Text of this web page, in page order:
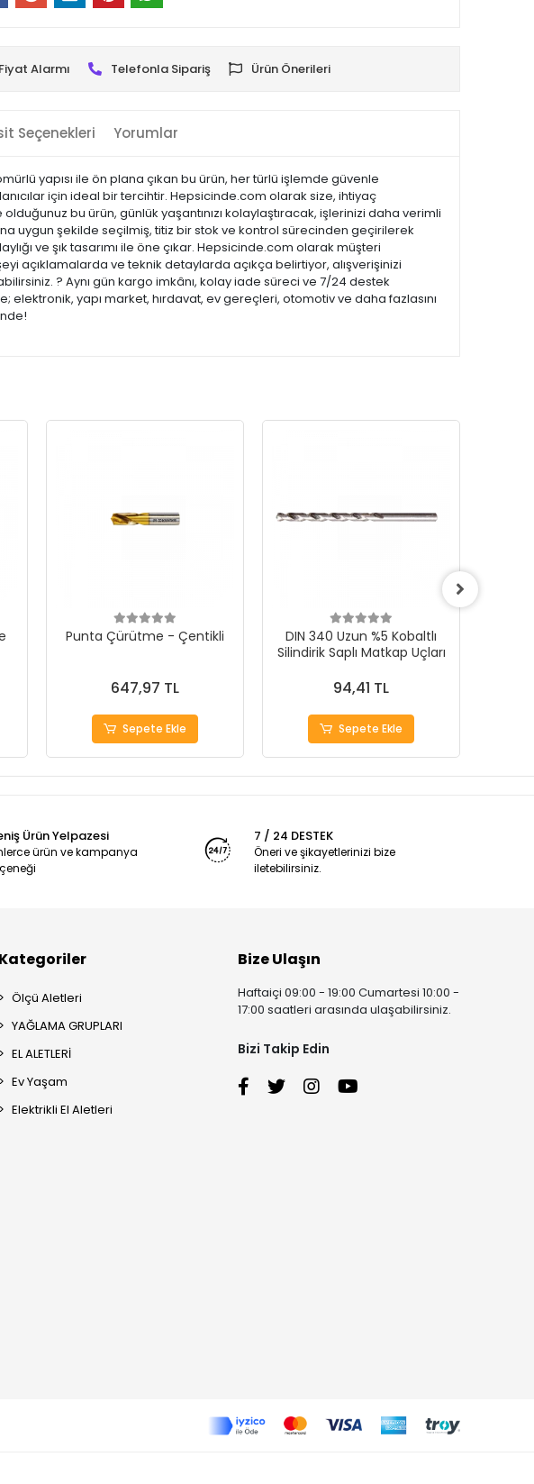
Fiyat Alarmı Telefonla Sipariş Ürün Önerileri
Seçenekleri Yorumlar
yapısı ile ön plana çıkan bu ürün, her türlü işlemde güvenle
için ideal bir tercihtir. Hepsicinde.com olarak size, ihtiyaç
bu ürün, günlük yaşantınızı kolaylaştıracak, işlerinizi daha verimli
uygun şekilde seçilmiş, titiz bir stok ve kontrol sürecinden geçirilerek
ve şık tasarımı ile öne çıkar. Hepsicinde.com olarak müşteri
açıklamalarda ve teknik detaylarda açıkça belirtiyor, alışverişinizi
? Aynı gün kargo imkânı, kolay iade süreci ve 7/24 destek
elektronik, yapı market, hırdavat, ev gereçleri, otomotiv ve daha fazlasını
Punta Çürütme - Çentikli
647,97 TL
Sepete Ekle
DIN 340 Uzun %5 Kobaltlı
Silindirik Saplı Matkap Uçları
94,41 TL
Sepete Ekle
Ürün Yelpazesi
ürün ve kampanya
7 / 24 DESTEK
Öneri ve şikayetlerinizi bize
iletebilirsiniz.
Kategoriler
Ölçü Aletleri
YAĞLAMA GRUPLARI
EL ALETLERİ
Ev Yaşam
Elektrikli El Aletleri
Bize Ulaşın
Haftaiçi 09:00 - 19:00 Cumartesi 10:00 -
17:00 saatleri arasında ulaşabilirsiniz.
Bizi Takip Edin